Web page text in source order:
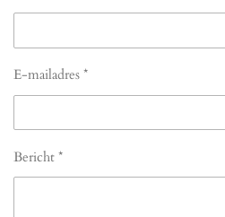
E-mailadres *
Bericht *